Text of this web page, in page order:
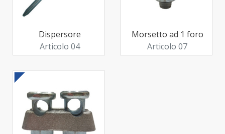
Dispersore
Articolo 04
Morsetto ad 1 foro
Articolo 07